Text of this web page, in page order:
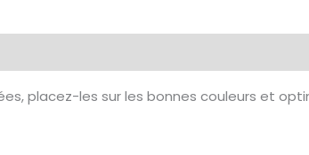
placez-les sur les bonnes couleurs et